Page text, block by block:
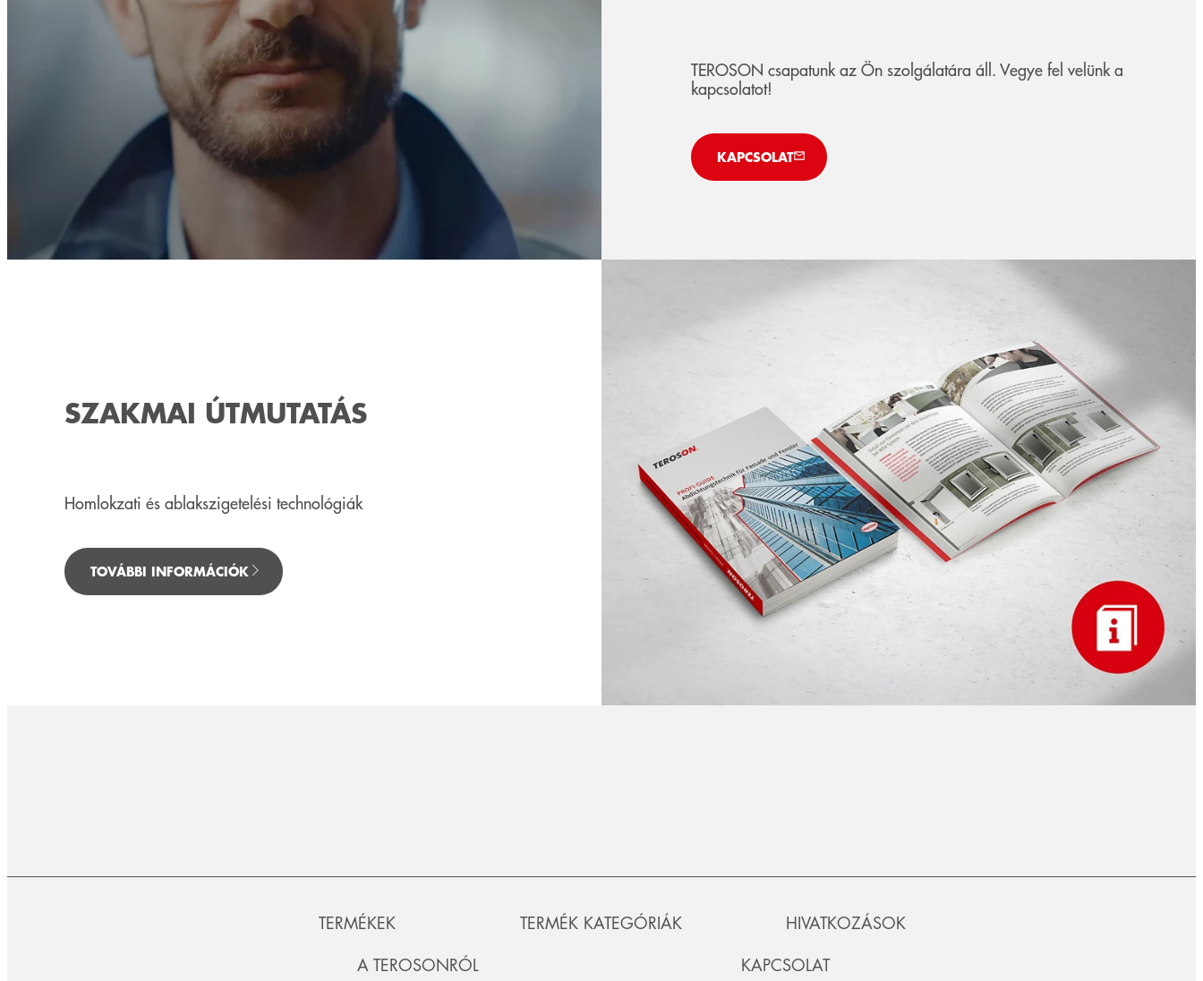
TEROSON csapatunk az Ön szolgálatára áll. Vegye fel velünk a
kapcsolatot!
KAPCSOLAT
SZAKMAI ÚTMUTATÁS
Homlokzati és ablakszigetelési technológiák
TOVÁBBI INFORMÁCIÓK
TERMÉKEK TERMÉK KATEGÓRIÁK
HIVATKOZÁSOK
A TEROSONRÓL
KAPCSOLAT